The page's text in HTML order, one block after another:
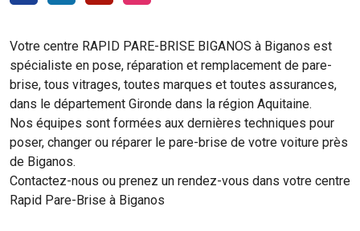
Votre centre RAPID PARE-BRISE BIGANOS à Biganos est
spécialiste en pose, réparation et remplacement de pare-
brise, tous vitrages, toutes marques et toutes assurances,
dans le département Gironde dans la région Aquitaine.
Nos équipes sont formées aux dernières techniques pour
poser, changer ou réparer le pare-brise de votre voiture près
de Biganos.
Contactez-nous ou prenez un rendez-vous dans votre centre
Rapid Pare-Brise à Biganos